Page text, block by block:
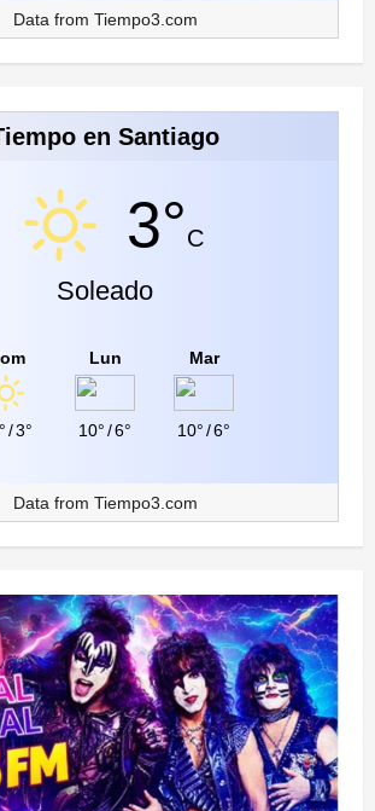
Data from Tiempo3.com
en Santiago
3°C
Soleado
/3°
Lun
10°/6°
Mar
10°/6°
Data from Tiempo3.com